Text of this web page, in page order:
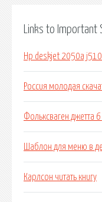
Links to Important
Hp deskjet 2050a
Россия молодая
Фольксваген джетта
Шаблон для меню в
Карлсон читать книгу